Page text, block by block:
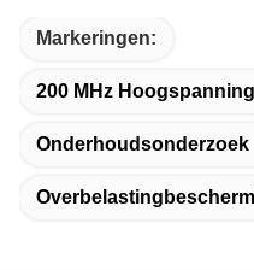
Markeringen:
200 MHz
Onderhoudsonderzoek